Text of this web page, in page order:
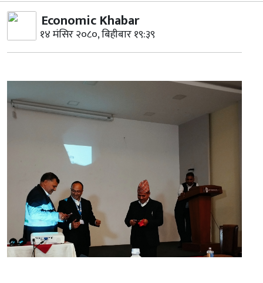
Economic Khabar
१४ मंसिर २०८०, बिहीबार १९:३९